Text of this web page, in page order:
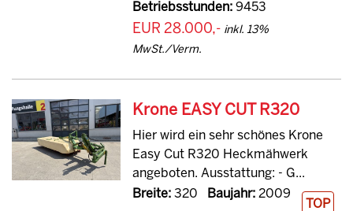
Betriebsstunden:9453
EUR 28.000,- inkl. 13%
MwSt./Verm.
Krone EASY CUT R320
Hier wird ein sehr schönes Krone
Easy Cut R320 Heckmähwerk
angeboten. Ausstattung: - G...
Breite:320 Baujahr:2009
TOP